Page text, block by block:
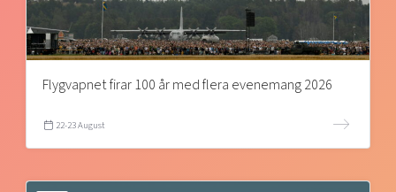
Flygvapnet firar 100 år med flera evenemang 2026
22-23 August